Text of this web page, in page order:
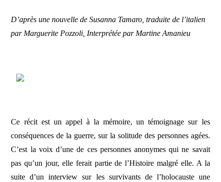
D’après une nouvelle de Susanna Tamaro, traduite de l’italien
par Marguerite Pozzoli, Interprétée par Martine Amanieu
Ce récit est un appel à la mémoire, un témoignage sur les
conséquences de la guerre, sur la solitude des personnes agées.
C’est la voix d’une de ces personnes anonymes qui ne savait
pas qu’un jour, elle ferait partie de l’Histoire malgré elle. A la
suite d’un interview sur les survivants de l’holocauste une